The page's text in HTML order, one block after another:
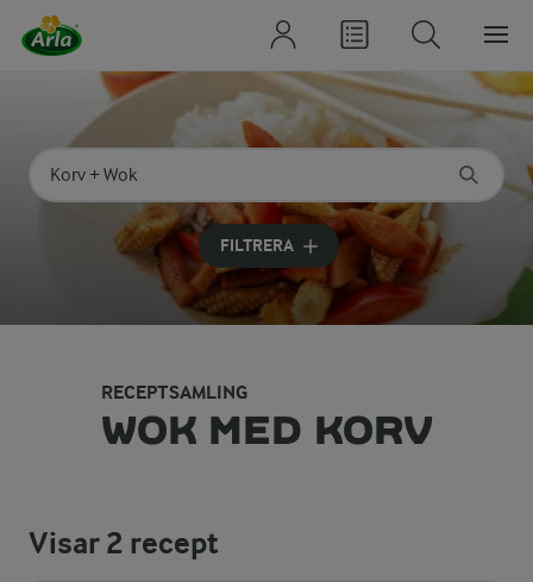
Sök på kategori eller ingrediens
Skriv in sökord för att få förslag
FILTRERA
RECEPTSAMLING
WOK MED KORV
Visar2 recept